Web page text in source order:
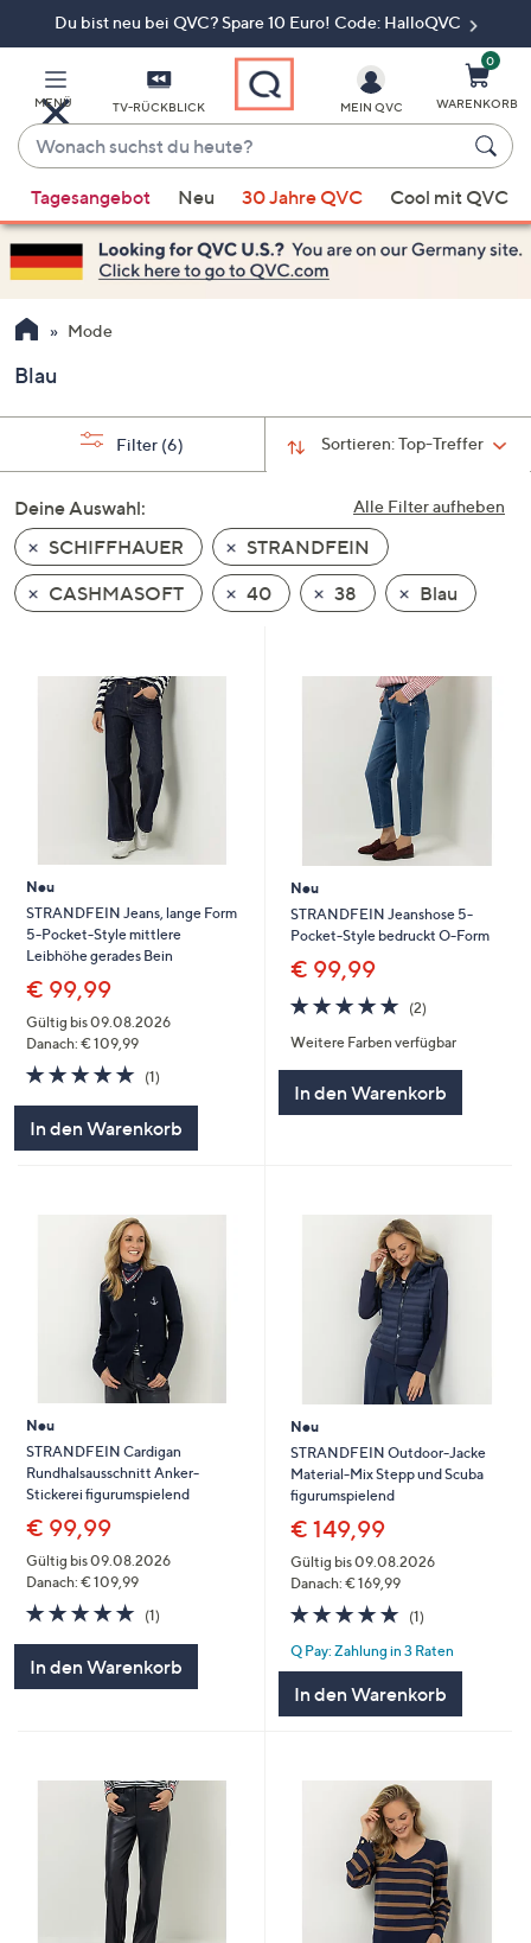
Du bist neu bei QVC? Spare 10 Euro! Code: HalloQVC
MENÜ TV-RÜCKBLICK
Wonach
suchst
du
heute?
Vorschläge
verfügbar
sind,
verwenden
Sie
Pfeiltasten
nach
und
nach
unten
oder
wischen
Sie
diese
anzuzeigen.
MEIN QVC
0
WARENKORB
Tagesangebot Neu 30 Jahre QVC Cool mit QVC
Mode
Blau
Sortieren:Top-Treffer
Filter (6)
Alle Filter aufheben
Deine Auswahl:
SCHIFFHAUER
STRANDFEIN
CASHMASOFT
40 38 Blau
Neu
STRANDFEIN Jeans, lange Form
5-Pocket-Style mittlere
Leibhöhe gerades Bein
€ 99,99
Gültig bis 09.08.2026
Danach: € 109,99
5.0
von
(1)1
In den Warenkorb
Neu
STRANDFEIN Jeanshose 5-
Pocket-Style bedruckt O-Form
€ 99,99
5.0
von
5
(2)2
Weitere Farben verfügbar
In den Warenkorb
Neu
STRANDFEIN Cardigan
Rundhalsausschnitt Anker-
Stickerei figurumspielend
€ 99,99
Gültig bis 09.08.2026
Danach: € 109,99
5.0
von
(1)1
In den Warenkorb
Neu
STRANDFEIN Outdoor-Jacke
Material-Mix Stepp und Scuba
figurumspielend
€ 149,99
Gültig bis 09.08.2026
Danach: € 169,99
5.0
von
5
(1)1
Q Pay: Zahlung in 3 Raten
In den Warenkorb